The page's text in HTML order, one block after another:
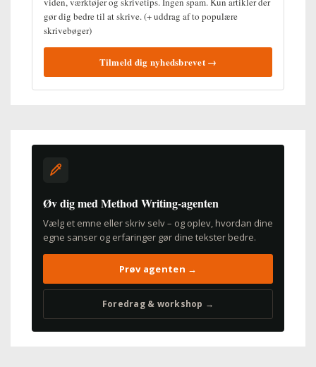
gør dig bedre til at skrive. (+ uddrag af to populære
skrivebøger)
Tilmeld dig nyhedsbrevet →
Øv dig med Method Writing-agenten
Vælg et emne eller skriv selv – og oplev, hvordan dine
egne sanser og erfaringer gør dine tekster bedre.
Prøv agenten →
Foredrag & workshop →